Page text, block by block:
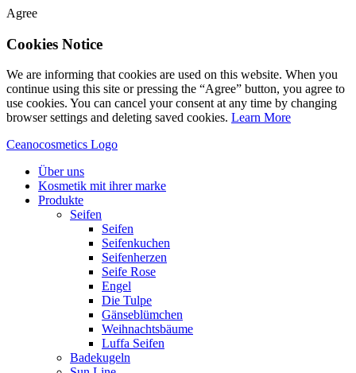
Agree
Cookies Notice
We are informing that cookies are used on this website. When you
continue using this site or pressing the “Agree” button, you agree to
use cookies. You can cancel your consent at any time by changing
browser settings and deleting saved cookies. Learn More
Ceanocosmetics Logo
Über uns
Kosmetik mit ihrer marke
Produkte
Seifen
Seifen
Seifenkuchen
Seifenherzen
Seife Rose
Engel
Die Tulpe
Gänseblümchen
Weihnachtsbäume
Luffa Seifen
Badekugeln